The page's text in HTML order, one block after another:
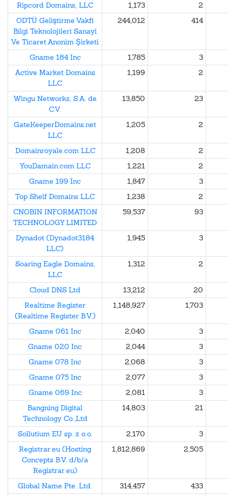
Ripcord Domains, LLC 1,173
2
ODTÜ Geliştirme Vakfi
Bilgi Teknolojileri Sanayi
Ve Ticaret Anonim Şirketi
244,012 414
Gname 184 Inc 1,785
3
Active Market Domains
LLC
1,199 2
Wingu Networks, S.A. de
C.V.
13,850 23
GateKeeperDomains.net
LLC
1,205 2
Domainroyale.com LLC 1,208
2
YouDamain.com LLC
1,221
2
Gname 199 Inc
1,847
3
Top Shelf Domains LLC
1,238
2
CNOBIN INFORMATION
TECHNOLOGY LIMITED
59,537 93
Dynadot (Dynadot3184
LLC)
1,945 3
Soaring Eagle Domains,
LLC
1,312 2
Cloud DNS Ltd 13,212
20
Realtime Register
(Realtime Register B.V.)
1,148,927 1,703
Gname 061 Inc 2,040
3
Gname 020 Inc
2,044
3
Gname 078 Inc
2,068
3
Gname 075 Inc
2,077
3
Gname 069 Inc
2,081
3
Bangning Digital
Technology Co.,Ltd
14,803 21
Sollutium EU sp. z o.o. 2,170
3
Registrar.eu (Hosting
Concepts B.V. d/b/a
Registrar.eu)
1,812,869 2,505
Global Name Pte. Ltd. 314,457
433